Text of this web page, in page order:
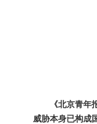
《北京青
威胁本身已构成